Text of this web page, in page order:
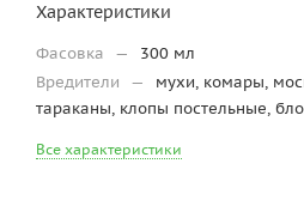
Характеристики
Фасовка —
300 мл
Вредители
—
мухи, комары,
тараканы, клопы постельные,
Все характеристики